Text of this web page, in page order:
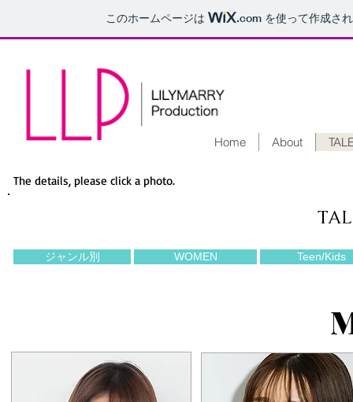
このホームページは .comを使って作成さ
Home About
The details, please click a photo.
ジャンル別 WOMEN Teen/Kids